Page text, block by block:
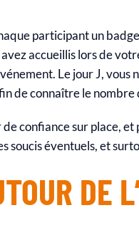
participant un
accueillis lors de
Le jour J, vous
de connaître le
confiance sur place,
éventuels, et
DE